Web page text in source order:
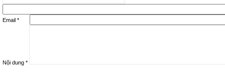
Email *
Nội dung *